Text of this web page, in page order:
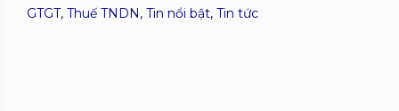
GTGT, Thuế TNDN, Tin nổi bật, Tin tức